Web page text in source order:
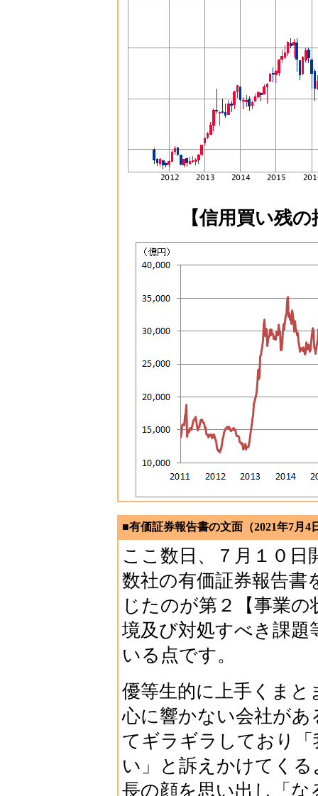
【信用買い残
■有価証券報告書の文面（2021年7月4
ここ数日、７月１０
数社の有価証券報告書
じたのが第２【事業
境及び対処すべき課題
いる点です。
優等生的に上手くま
心に響かない会社が
てギラギラしており
い」と訴えかけてく
長の顔を思い出し「